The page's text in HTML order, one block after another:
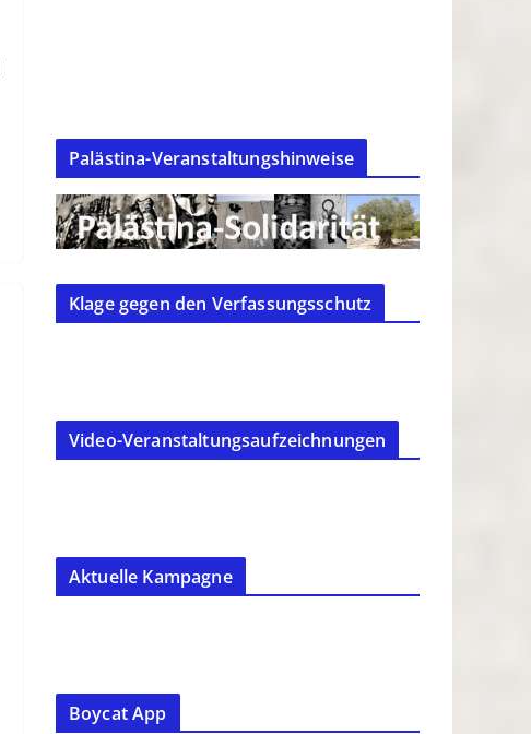
Palästina-Veranstaltungshinweise
Klage gegen den Verfassungsschutz
Video-Veranstaltungsaufzeichnungen
Aktuelle Kampagne
Boycat App